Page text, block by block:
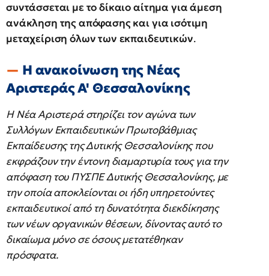
συντάσσεται με το δίκαιο αίτημα για άμεση
ανάκληση της απόφασης και για ισότιμη
μεταχείριση όλων των εκπαιδευτικών.
H ανακοίνωση της Νέας
Αριστεράς Α' Θεσσαλονίκης
Η Νέα Αριστερά στηρίζει τον αγώνα των
Συλλόγων Εκπαιδευτικών Πρωτοβάθμιας
Εκπαίδευσης της Δυτικής Θεσσαλονίκης που
εκφράζουν την έντονη διαμαρτυρία τους για την
απόφαση του ΠΥΣΠΕ Δυτικής Θεσσαλονίκης, με
την οποία αποκλείονται οι ήδη υπηρετούντες
εκπαιδευτικοί από τη δυνατότητα διεκδίκησης
των νέων οργανικών θέσεων, δίνοντας αυτό το
δικαίωμα μόνο σε όσους μετατέθηκαν
πρόσφατα.